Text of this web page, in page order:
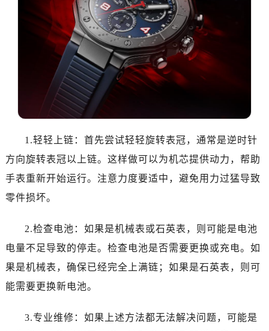
1.轻轻上链：首先尝试轻轻旋转表冠，通常是逆时针
方向旋转表冠以上链。这样做可以为机芯提供动力，帮助
手表重新开始运行。注意力度要适中，避免用力过猛导致
零件损坏。
2.检查电池：如果是机械表或石英表，则可能是电池
电量不足导致的停走。检查电池是否需要更换或充电。如
果是机械表，确保已经完全上满链；如果是石英表，则可
能需要更换新电池。
3.专业维修：如果上述方法都无法解决问题，可能是